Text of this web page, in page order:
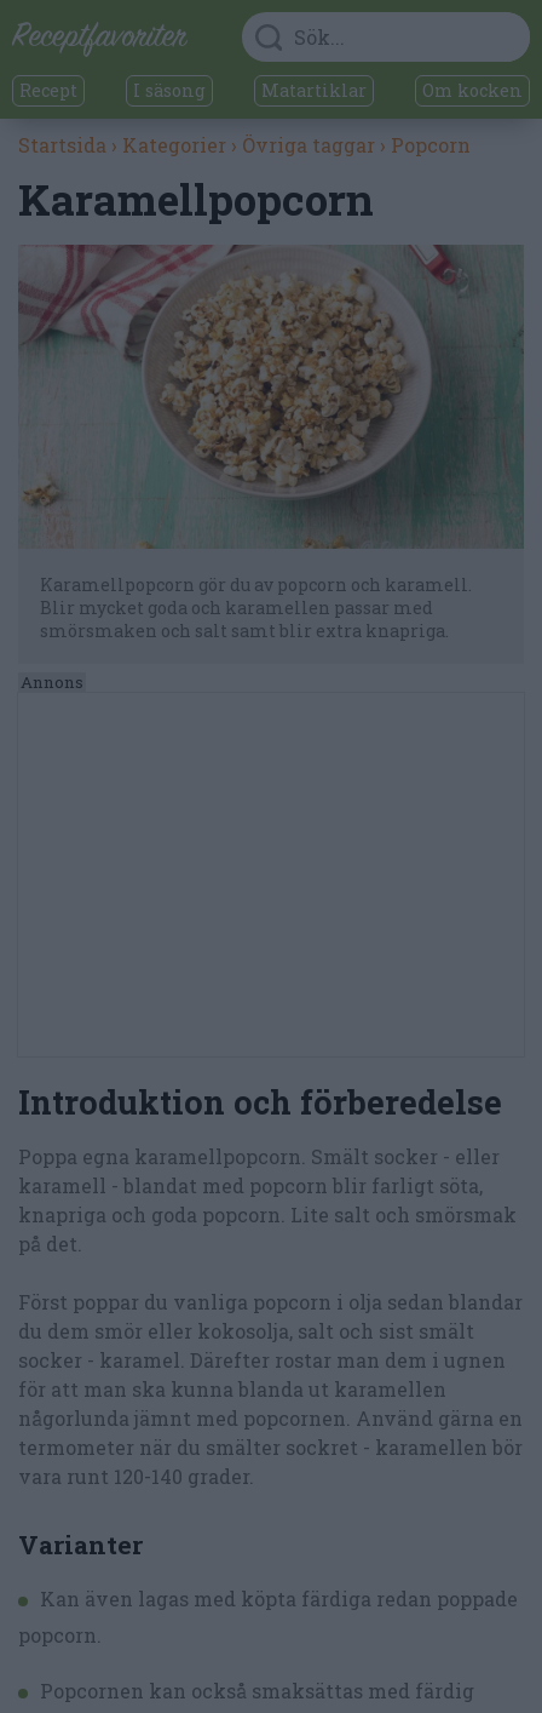
Recept I säsong Matartiklar Om kocken
Startsida › Kategorier › Övriga taggar › Popcorn
Karamellpopcorn
Karamellpopcorn gör du av popcorn och karamell.
Blir mycket goda och karamellen passar med
smörsmaken och salt samt blir extra knapriga.
Introduktion och förberedelse
Poppa egna karamellpopcorn. Smält socker - eller
karamell - blandat med popcorn blir farligt söta,
knapriga och goda popcorn. Lite salt och smörsmak
på det.
Först poppar du vanliga popcorn i olja sedan blandar
du dem smör eller kokosolja, salt och sist smält
socker - karamel. Därefter rostar man dem i ugnen
för att man ska kunna blanda ut karamellen
någorlunda jämnt med popcornen. Använd gärna en
termometer när du smälter sockret - karamellen bör
vara runt 120-140 grader.
Varianter
Kan även lagas med köpta färdiga redan poppade
popcorn.
Popcornen kan också smaksättas med färdig